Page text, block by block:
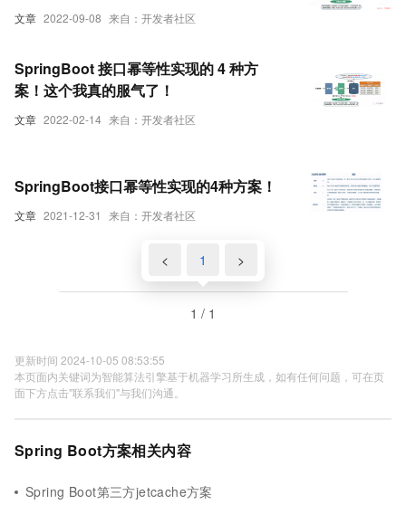
文章 2022-09-08 来自：开发者社区
文章 2022-02-14 来自：开发者社区
SpringBoot 接口幂等性实现的 4 种方
案！这个我真的服气了！
文章 2021-12-31 来自：开发者社区
SpringBoot接口幂等性实现的4种方案！
< 1 >
1 / 1
更新时间 2024-10-05 08:53:55
本页面内关键词为智能算法引擎基于机器学习所生成，如有任何问题，可在页
面下方点击"联系我们"与我们沟通。
Spring Boot方案相关内容
Spring Boot第三方jetcache方案